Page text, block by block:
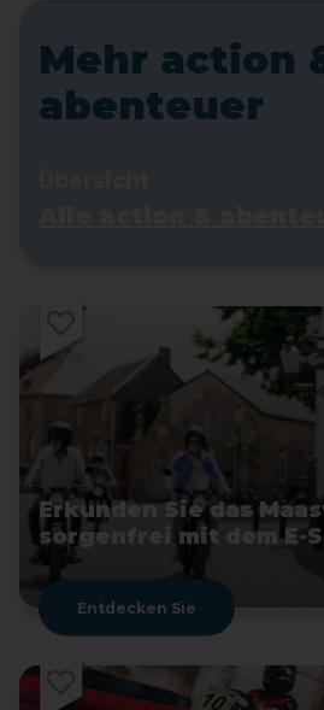
Mehr action
abenteuer
Erkunden Sie das
sorgenfrei mit dem E-
Entdecken Sie